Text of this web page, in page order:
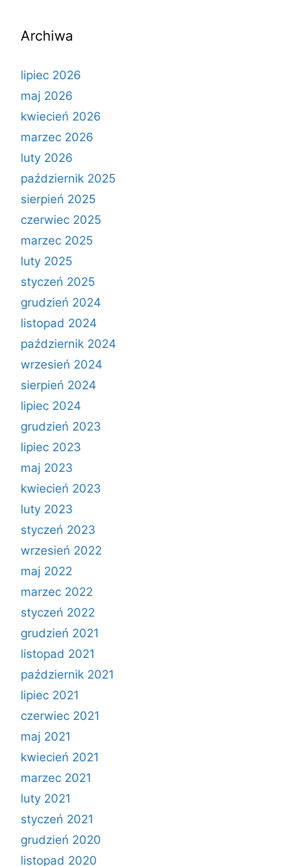
Archiwa
lipiec 2026
maj 2026
kwiecień 2026
marzec 2026
luty 2026
październik 2025
sierpień 2025
czerwiec 2025
marzec 2025
luty 2025
styczeń 2025
grudzień 2024
listopad 2024
październik 2024
wrzesień 2024
sierpień 2024
lipiec 2024
grudzień 2023
lipiec 2023
maj 2023
kwiecień 2023
luty 2023
styczeń 2023
wrzesień 2022
maj 2022
marzec 2022
styczeń 2022
grudzień 2021
listopad 2021
październik 2021
lipiec 2021
czerwiec 2021
maj 2021
kwiecień 2021
marzec 2021
luty 2021
styczeń 2021
grudzień 2020
listopad 2020